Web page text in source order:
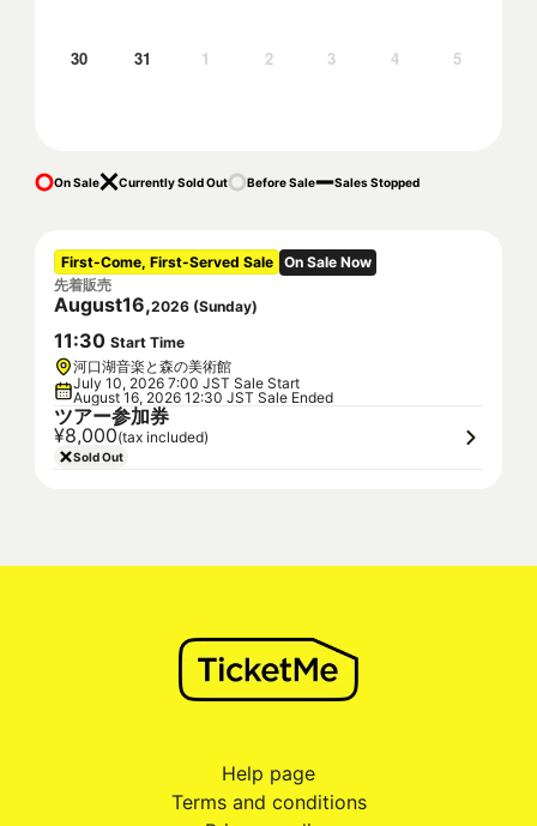
30 31 1 2 3 4 5
On Sale Currently Sold Out Before Sale Sales Stopped
First-Come, First-Served Sale On Sale Now
先着販売
August16,2026 (Sunday)
11:30 Start Time
河口湖音楽と森の美術館
July 10, 2026 7:00 JST Sale Start
August 16, 2026 12:30 JST Sale Ended
ツアー参加券
¥8,000(tax included)
Sold Out
Help page
Terms and conditions